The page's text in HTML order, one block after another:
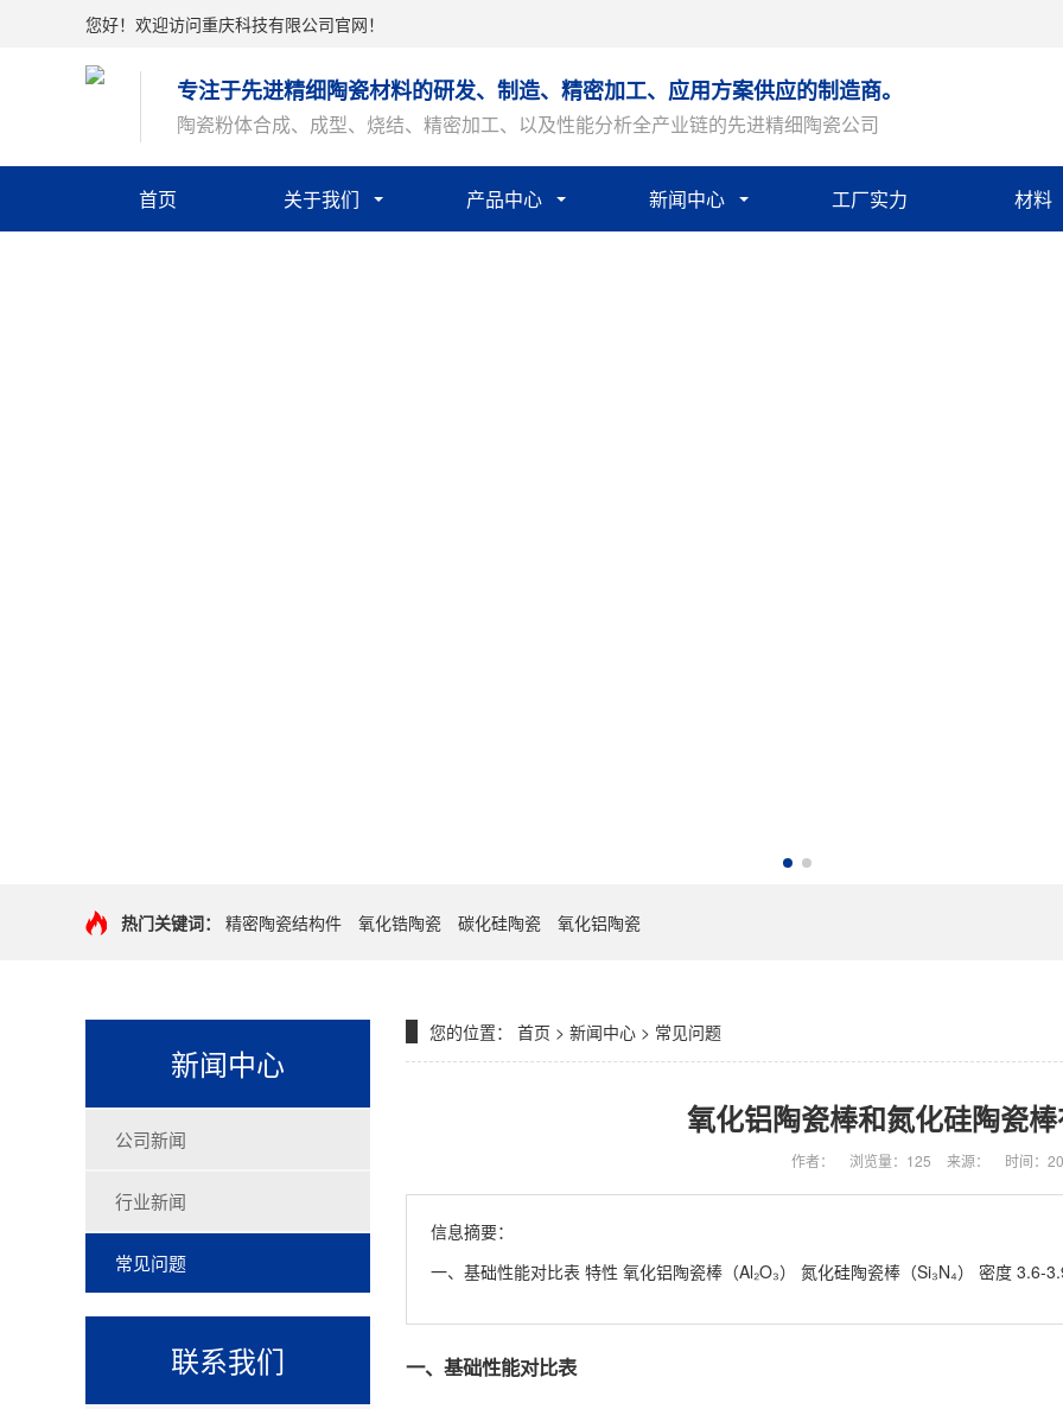
您好！欢迎访问重庆科技有限公司官网！
专注于先进精细陶瓷材料的研发、制造、精密加工、应用方案供应的制造商。
陶瓷粉体合成、成型、烧结、精密加工、以及性能分析全产业链的先进精细陶瓷公司
首页 关于我们 产品中心 新闻中心 工厂实力 材料
热门关键词： 精密陶瓷结构件 氧化锆陶瓷 碳化硅陶瓷 氧化铝陶瓷
新闻中心
公司新闻
行业新闻
常见问题
联系我们
您的位置： 首页 > 新闻中心 > 常见问题
氧化铝陶瓷棒和氮化硅陶瓷棒
作者： 浏览量： 125 来源： 时间：
信息摘要：
一、基础性能对比表 特性 氧化铝陶瓷棒（Al₂O₃） 氮化硅陶瓷棒（Si₃N₄） ​密度
一、基础性能对比表